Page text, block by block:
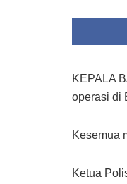
KEPALA
operasi di
Kesemua
Ketua